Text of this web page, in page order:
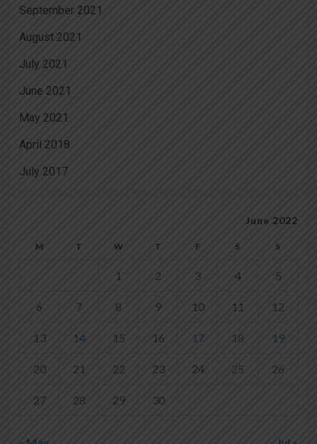
September 2021
August 2021
July 2021
June 2021
May 2021
April 2018
July 2017
June 2022
M T W T F S S
1 2 3 4 5
6 7 8 9 10 11 12
13 14 15 16 17 18 19
20 21 22 23 24 25 26
27 28 29 30